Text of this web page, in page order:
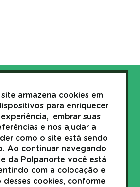
3635.1157
Industrial, 269
- Paraná - Brasil
site armazena cookies em
para enriquecer
lembrar suas
e nos ajudar a
como o site está sendo
Ao continuar navegando
da Polpanorte você está
com a colocação e
desses cookies, conforme